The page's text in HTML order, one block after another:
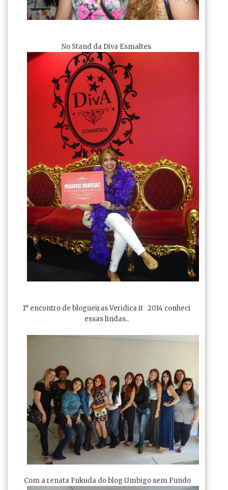
No Stand da Diva Esmaltes
1° encontro de blogueiras Veridica it 2014 conheci
essas lindas..
Com a renata Fukuda do blog Umbigo sem Fundo